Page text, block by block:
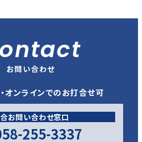
お問い合わせ
オンラインでのお打合せ可
お問い合わせ窓口
255-3337